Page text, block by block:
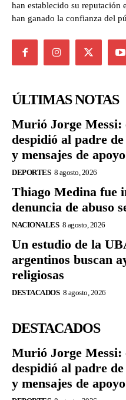
han establecido su reputación
han ganado la confianza del
ÚLTIMAS NOTAS
Murió Jorge Messi:
despidió al padre
y mensajes de apoyo
DEPORTES 8 agosto, 2026
Thiago Medina fue
denuncia de abuso
NACIONALES 8 agosto, 2026
Un estudio de la
argentinos buscan
religiosas
DESTACADOS 8 agosto, 2026
DESTACADOS
Murió Jorge Messi:
despidió al padre
y mensajes de apoyo